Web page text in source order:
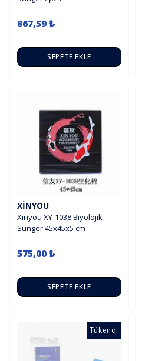
867,59 ₺
SEPETE EKLE
XINYOU
Xinyou XY-1038 Biyolojik
Sünger 45x45x5 cm
575,00 ₺
SEPETE EKLE
Tükendi